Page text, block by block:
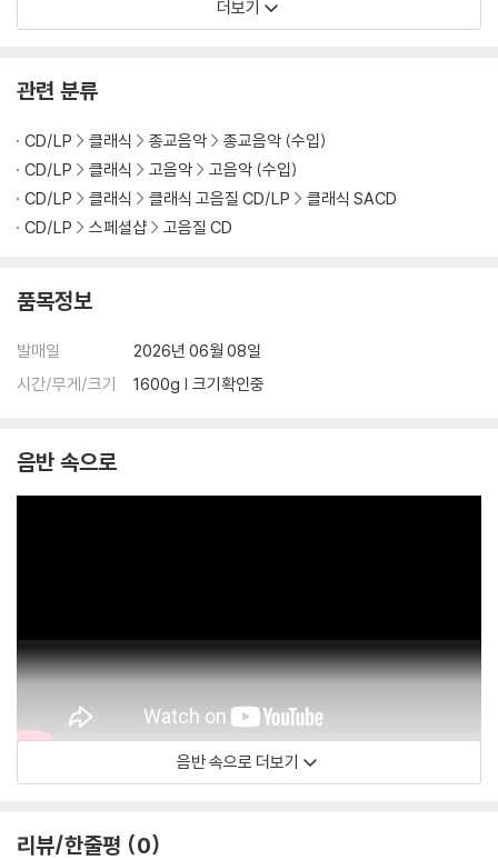
l.7 - 154,155,73,81,8
더보기
관련 분류
CD/LP 클래식 종교음악
종교음악 (수입)
CD/LP
클래식 고음악
고음악 (수입)
CD/LP
클래식 클래식 고음질 CD/LP
클래식 SACD
CD/LP
스페셜샵 고음질 CD
품목정보
발매일
2026년 06월 08일
시간/무게/크기
1600g | 크기확인중
음반 속으로
음반 속으로 더보기
리뷰/한줄평 0